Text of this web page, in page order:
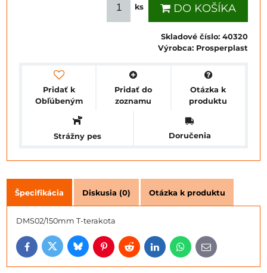
ks DO KOŠÍKA
Skladové číslo: 40320
Výrobca: Prosperplast
Pridať k
Obľúbeným
Pridať do
zoznamu
Otázka k
produktu
Strážny pes Doručenia
Špecifikácia Diskusia (0) Otázka k produktu
DMS02/150mm T-terakota
FacebookTwitterBlueskyPinterestRedditLinkedInWhatsApp
E-
mail